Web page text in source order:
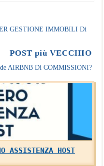
GESTIONE IMMOBILI Di
POST più VECCHIO
AIRBNB Di COMMISSIONI?
ASSISTENZA HOST